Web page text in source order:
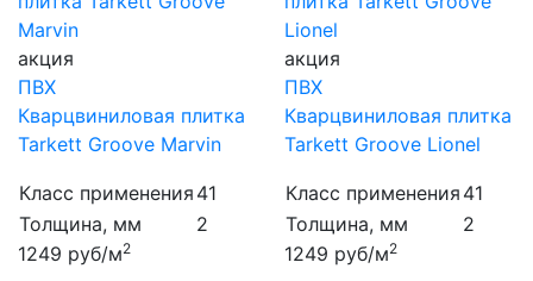
акция
ПВХ
Кварцвиниловая плитка
Tarkett Groove Marvin
Класс применения 41
Толщина, мм
2
1249 руб/м2
акция
ПВХ
Кварцвиниловая плитка
Tarkett Groove Lionel
Класс применения 41
Толщина, мм
2
1249 руб/м2